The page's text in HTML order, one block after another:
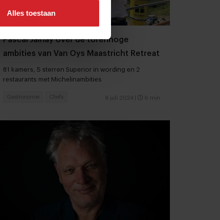
Alles toestaan
Pascal Jalhay over de torenhoge
ambities van Van Oys Maastricht Retreat
81 kamers, 5 sterren Superior in wording en 2
restaurants met Michelinambities
8 juli 2024 6 min
Gastronomie Chefs